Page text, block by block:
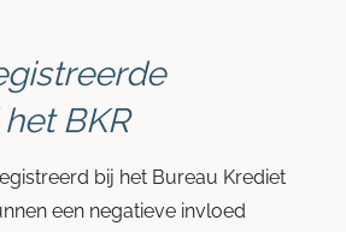
BKR
bij het Bureau Krediet
een negatieve invloed